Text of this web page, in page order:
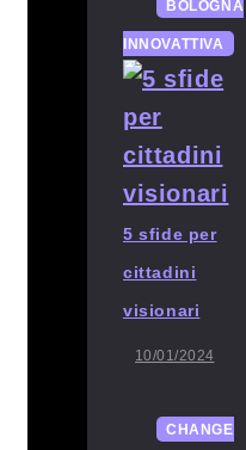
BOLOGNA
INNOVATTIVA
5 sfide per
cittadini
visionari
10/01/2024
CHANGE